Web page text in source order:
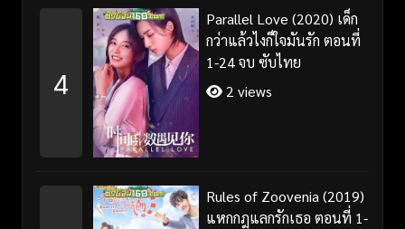
4
Parallel Love (2020) เด็ก
กว่าแล้วไงก็ใจมันรัก ตอนที่
1-24 จบ ซับไทย
2 views
Rules of Zoovenia (2019)
แหกกฎแลกรักเธอ ตอนที่ 1-